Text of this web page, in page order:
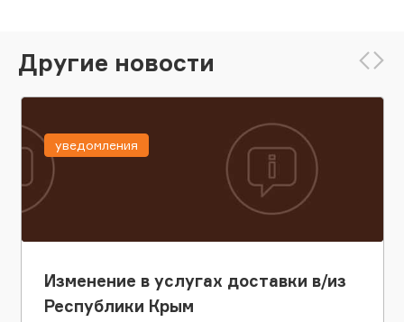
Другие новости
Изменение в услугах доставки в/из
Республики Крым
уведомления